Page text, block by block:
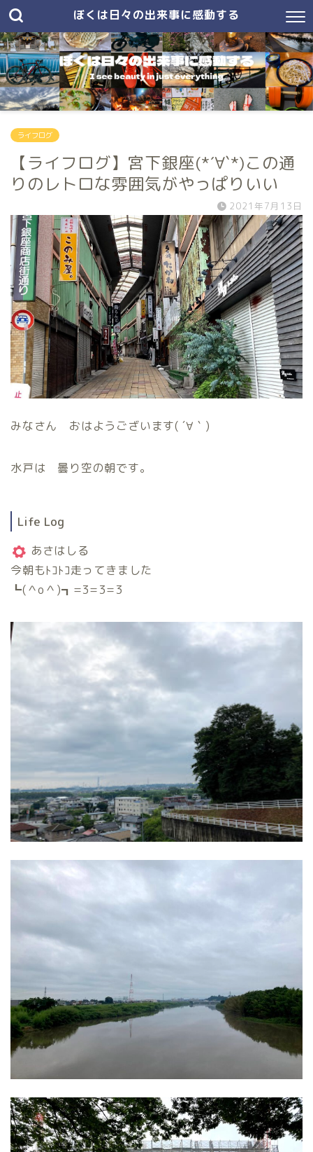
ぼくは日々の出来事に感動する
ライフログ
【ライフログ】宮下銀座(*´∀`*)この通
りのレトロな雰囲気がやっぱりいい
2021年7月13日
みなさん おはようございます( ´∀｀)
水戸は 曇り空の朝です。
Life Log
あさはしる
今朝もﾄｺﾄｺ走ってきました
┗(＾o＾)┓=3=3=3